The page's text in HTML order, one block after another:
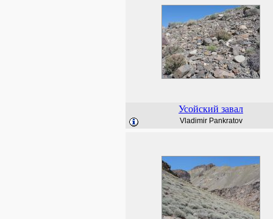
Усойский завал
Vladimir Pankratov